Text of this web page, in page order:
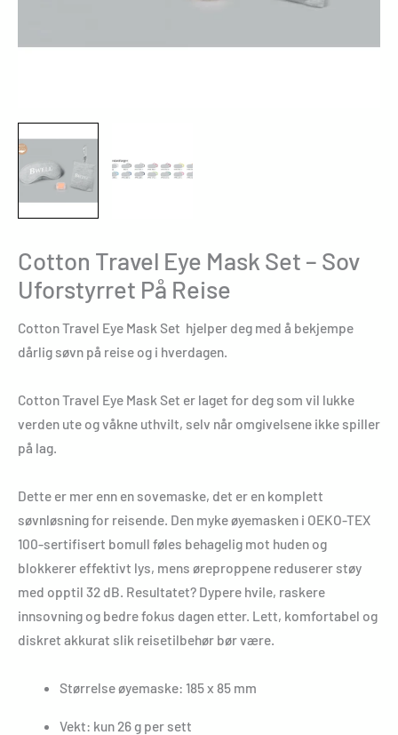
Cotton Travel Eye Mask Set – Sov
Uforstyrret På Reise
Cotton Travel Eye Mask Set hjelper deg med å bekjempe
dårlig søvn på reise og i hverdagen.
Cotton Travel Eye Mask Set er laget for deg som vil lukke
verden ute og våkne uthvilt, selv når omgivelsene ikke spiller
på lag.
Dette er mer enn en sovemaske, det er en komplett
søvnløsning for reisende. Den myke øyemasken i OEKO-TEX
100-sertifisert bomull føles behagelig mot huden og
blokkerer effektivt lys, mens øreproppene reduserer støy
med opptil 32 dB. Resultatet? Dypere hvile, raskere
innsovning og bedre fokus dagen etter. Lett, komfortabel og
diskret akkurat slik reisetilbehør bør være.
Størrelse øyemaske: 185 x 85 mm
Vekt: kun 26 g per sett